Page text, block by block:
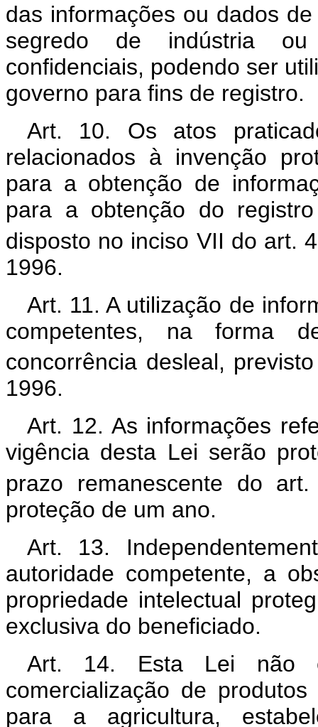
das informações ou dados
segredo de indústria
confidenciais, podendo ser
governo para fins de registro.
Art. 10. Os atos
relacionados à invenção
para a obtenção de
para a obtenção do
disposto no inciso VII do art.
1996.
Art. 11. A utilização de
competentes, na forma
concorrência desleal,
1996.
Art. 12. As informações
vigência desta Lei serão
prazo remanescente do
proteção de um ano.
Art. 13.
autoridade competente, a
propriedade intelectual
exclusiva do beneficiado.
Art. 14. Esta Lei não
comercialização de
para a agricultura,